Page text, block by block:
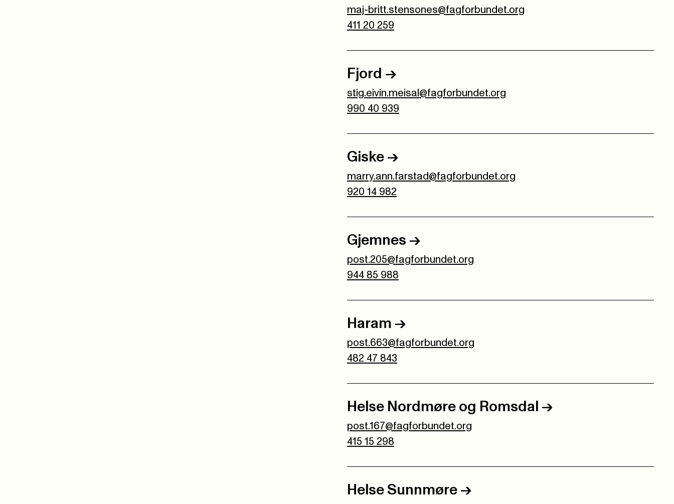
maj-britt.stensones@fagforbundet.org
411 20 259
Fjord ->
stig.eivin.meisal@fagforbundet.org
990 40 939
Giske ->
marry.ann.farstad@fagforbundet.org
920 14 982
Gjemnes ->
post.205@fagforbundet.org
944 85 988
Haram ->
post.663@fagforbundet.org
482 47 843
Helse Nordmøre og Romsdal ->
post.167@fagforbundet.org
415 15 298
Helse Sunnmøre ->